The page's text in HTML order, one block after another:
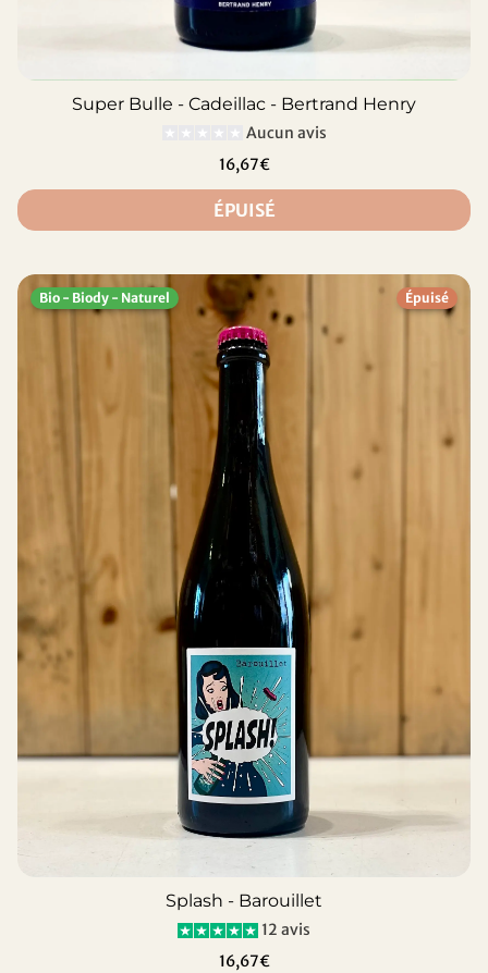
Super Bulle - Cadeillac - Bertrand Henry
Aucun avis
16,67€
ÉPUISÉ
Bio - Biody - Naturel Épuisé
Splash - Barouillet
12 avis
16,67€